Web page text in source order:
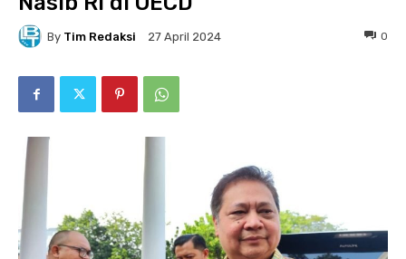
By Tim Redaksi 27 April 2024 0